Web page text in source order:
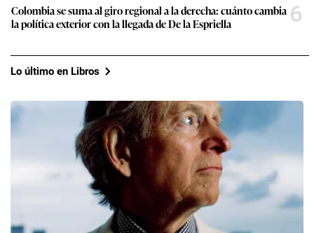
Colombia se suma al giro regional a la derecha: cuánto cambia
la política exterior con la llegada de De la Espriella
6
Lo último en Libros